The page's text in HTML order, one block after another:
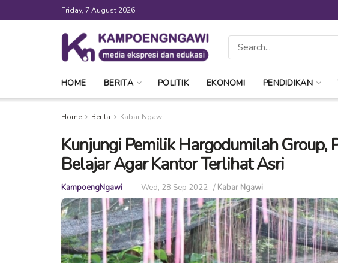
Friday, 7 August 2026
HOME BERITA POLITIK EKONOMI PENDIDIKAN
Home Berita Kabar Ngawi
Kunjungi Pemilik Hargodumilah Group,
Belajar Agar Kantor Terlihat Asri
KampoengNgawi Wed, 28 Sep 2022 / Kabar Ngawi